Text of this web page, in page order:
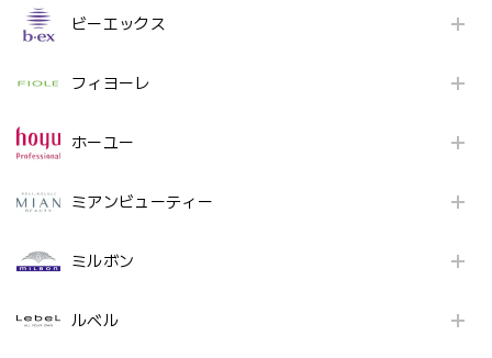
ビーエックス
フィヨーレ
ホーユー
ミアンビューティー
ミルボン
ルベル